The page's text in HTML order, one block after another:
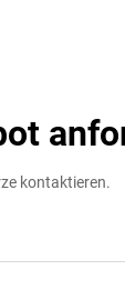
kontaktieren.